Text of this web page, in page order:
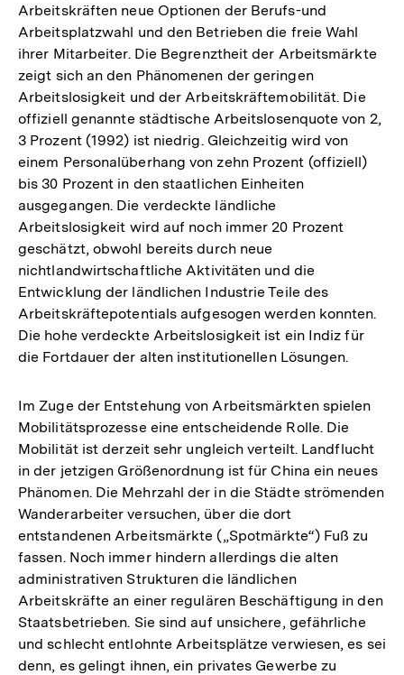
Arbeitskräften neue Optionen der Berufs-und
Arbeitsplatzwahl und den Betrieben die freie Wahl
ihrer Mitarbeiter. Die Begrenztheit der Arbeitsmärkte
zeigt sich an den Phänomenen der geringen
Arbeitslosigkeit und der Arbeitskräftemobilität. Die
offiziell genannte städtische Arbeitslosenquote von 2,
3 Prozent (1992) ist niedrig. Gleichzeitig wird von
einem Personalüberhang von zehn Prozent (offiziell)
bis 30 Prozent in den staatlichen Einheiten
ausgegangen. Die verdeckte ländliche
Arbeitslosigkeit wird auf noch immer 20 Prozent
geschätzt, obwohl bereits durch neue
nichtlandwirtschaftliche Aktivitäten und die
Entwicklung der ländlichen Industrie Teile des
Arbeitskräftepotentials aufgesogen werden konnten.
Die hohe verdeckte Arbeitslosigkeit ist ein Indiz für
die Fortdauer der alten institutionellen Lösungen.
Im Zuge der Entstehung von Arbeitsmärkten spielen
Mobilitätsprozesse eine entscheidende Rolle. Die
Mobilität ist derzeit sehr ungleich verteilt. Landflucht
in der jetzigen Größenordnung ist für China ein neues
Phänomen. Die Mehrzahl der in die Städte strömenden
Wanderarbeiter versuchen, über die dort
entstandenen Arbeitsmärkte („Spotmärkte“) Fuß zu
fassen. Noch immer hindern allerdings die alten
administrativen Strukturen die ländlichen
Arbeitskräfte an einer regulären Beschäftigung in den
Staatsbetrieben. Sie sind auf unsichere, gefährliche
und schlecht entlohnte Arbeitsplätze verwiesen, es sei
denn, es gelingt ihnen, ein privates Gewerbe zu